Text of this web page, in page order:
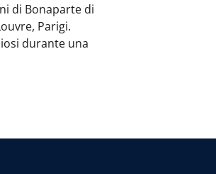
di Bonaparte di
Parigi.
durante una